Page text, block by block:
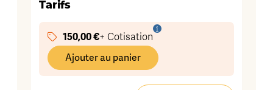
Tarifs
150,00 €+ Cotisation
Ajouter au panier